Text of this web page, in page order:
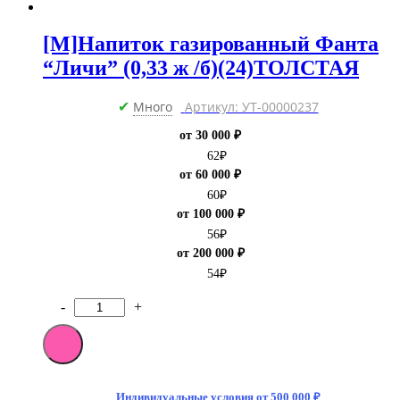
[M]Напиток газированный Фанта
“Личи” (0,33 ж /б)(24)ТОЛСТАЯ
✔ Много Артикул: УТ-00000237
от 30 000 ₽
62₽
от 60 000 ₽
60₽
от 100 000 ₽
56₽
от 200 000 ₽
54₽
Количество
товара
[M]Напиток
газированный
- +
Индивидуальные условия от 500 000 ₽